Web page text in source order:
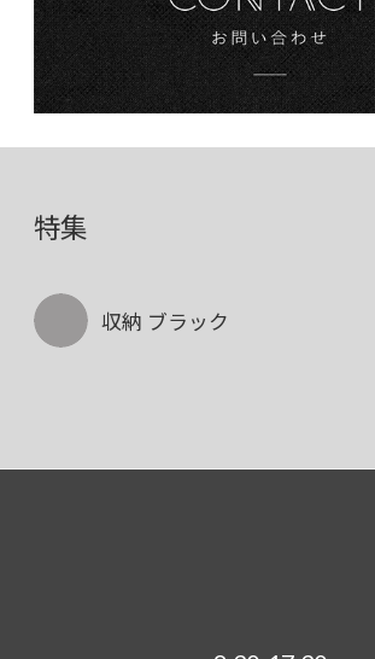
特集
収納 ブラック